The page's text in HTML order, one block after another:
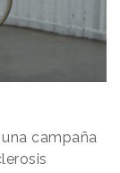
campaña